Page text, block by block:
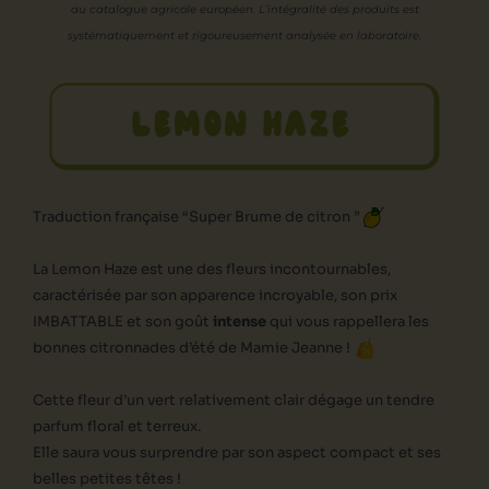
au catalogue agricole européen. L’intégralité des produits est
systématiquement et rigoureusement analysée en laboratoire.
LEMON HAZE
Traduction française “Super Brume de citron ”
La Lemon Haze est une des fleurs incontournables,
caractérisée par son apparence incroyable, son prix
IMBATTABLE et son goût intense qui vous rappellera les
bonnes citronnades d’été de Mamie Jeanne !
Cette fleur d’un vert relativement clair dégage un tendre
parfum floral et terreux.
Elle saura vous surprendre par son aspect compact et ses
belles petites têtes !